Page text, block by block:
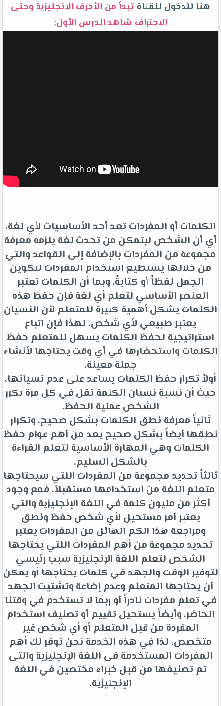
هنا للدخول للقناةتبدأ من الأحرف الانجليزية وحتى
الاحتراف شاهد الدرس الأول:
الكلمات أو المفردات تعد أحد الأساسيات لأي لغة،
أي أن الشخص ليتمكن من تحدث لغة يلزمه معرفة
مجموعة من المفردات بالإضافة إلى القواعد والتي
من خلالها يستطيع استخدام المفردات لتكوين
الجمل لفظاً أو كتابةً. وبما أن الكلمات تعتبر
العنصر الأساسي لتعلم أي لغة فإن حفظ هذه
الكلمات يشكل أهمية كبيرة للمتعلم لأن النسيان
يعتبر طبيعي لأي شخص. لهذا فإن اتباع
استراتيجية لحفظ الكلمات يسهل للمتعلم حفظ
الكلمات واستحضارها في أي وقت يحتاجها لأنشاء
جملة معينة.
أولاً تكرار حفظ الكلمات يساعد على عدم نسيانها،
حيث أن نسبة نسيان الكلمة تقل في كل مرة يكرر
الشخص عملية الحفظ.
ثانياً معرفة نطق الكلمات بشكل صحيح، وتكرار
نطقها أيضاً بشكل صحيح يعد من أهم عوام حفظ
الكلمات وهي المهارة الأساسية لتعلم القراءة
بالشكل السليم.
ثالثاً تحديد مجموعة من المفردات اللتي سيحتاجها
متعلم اللغة من استخدامها مستقبلاً، فمع وجود
أكثر من مليون كلمة في اللغة الإنجليزية والتي
يعتبر أمر مستحيل لأي شخص حفظ ونطق
ومراجعة هذا الكم الهائل من المفردات يعتبر
تحديد مجموعة من أهم المفردات اللتي يحتاجها
الشخص لتعلم اللغة الإنجليزية سبب رئيسي
لتوفير الوقت والجهد في كلمات يحتاجها أو يمكن
أن يحتاجها المتعلم وعدم إضاعة وتشتيت الجهد
في تعلم مفردات نادراً أو ربما لا تستخدم في وقتنا
الحاضر، وأيضاً يستحيل تقييم أو تصنيف استخدام
المفردة من قبل المتعلم أو أي شخص غير
متخصص، لذا في هذه الخدمة نحن نوفر لك أهم
المفردات المستخدمة في اللغة الإنجليزية والتي
تم تصنيفها من قبل خبراء مختصين في اللغة
الإنجليزية.